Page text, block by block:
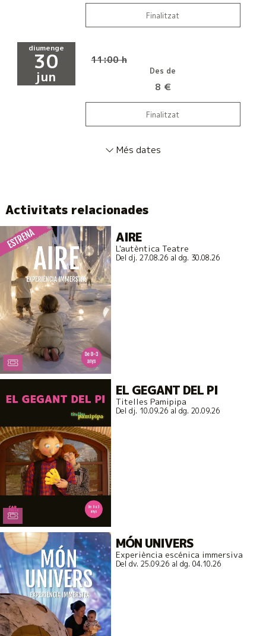
Finalitzat
diumenge
30
jun
11:00 h
Des de
8 €
Finalitzat
Més dates
Activitats relacionades
AIRE
L'autèntica Teatre
Del dj. 27.08.26al dg. 30.08.26
EL GEGANT DEL PI
Titelles Pamipipa
Del dj. 10.09.26al dg. 20.09.26
MÓN UNIVERS
Experiència escénica immersiva
Del dv. 25.09.26al dg. 04.10.26